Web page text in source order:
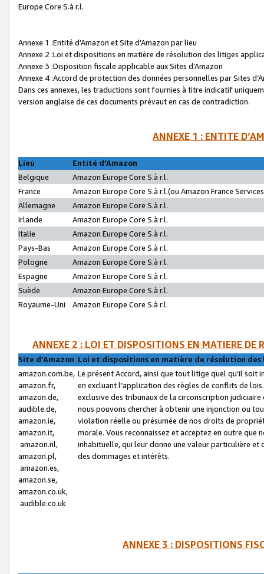
Europe Core S.à r.l.
Annexe 1 :Entité d’Amazon et Site d’Amazon par lieu
Annexe 2 :Loi et dispositions en matière de résolution des litiges
Annexe 3 :Disposition fiscale applicable aux Sites d’Amazon
Annexe 4 :Accord de protection des données personnelles par Sites
Dans ces annexes, les traductions sont fournies à titre indicatif
version anglaise de ces documents prévaut en cas de contradiction.
ANNEXE 1 : ENTITE
Lieu
Entité d’Amazon
Belgique
Amazon Europe Core S.à r.l.
France
Amazon Europe Core S.à r.l.(ou Amazon France
Allemagne
Amazon Europe Core S.à r.l.
Irlande
Amazon Europe Core S.à r.l.
Italie
Amazon Europe Core S.à r.l.
Pays-Bas
Amazon Europe Core S.à r.l.
Pologne
Amazon Europe Core S.à r.l.
Espagne
Amazon Europe Core S.à r.l.
Suède
Amazon Europe Core S.à r.l.
Royaume-Uni
Amazon Europe Core S.à r.l.
ANNEXE 2 : LOI ET DISPOSITIONS EN MATIERE DE
Site d’Amazon Loi et dispositions en matière de résolution
amazon.com.be,
amazon.fr,
amazon.de,
audible.de,
amazon.ie,
amazon.it,
amazon.nl,
amazon.pl,
amazon.es,
amazon.se,
amazon.co.uk,
audible.co.uk
Le présent Accord, ainsi que tout litige quel qu’il soit
en excluant l’application des règles de conflits de
exclusive des tribunaux de la circonscription
nous pouvons chercher à obtenir une injonction ou
violation réelle ou présumée de nos droits de
morale. Vous reconnaissez et acceptez en outre que
inhabituelle, qui leur donne une valeur particulière
des dommages et intérêts.
ANNEXE 3 : DISPOSITIONS